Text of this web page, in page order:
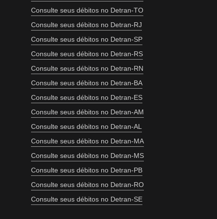
Consulte seus débitos no Detran-TO
Consulte seus débitos no Detran-RJ
Consulte seus débitos no Detran-SP
Consulte seus débitos no Detran-RS
Consulte seus débitos no Detran-RN
Consulte seus débitos no Detran-BA
Consulte seus débitos no Detran-ES
Consulte seus débitos no Detran-AM
Consulte seus débitos no Detran-AL
Consulte seus débitos no Detran-MA
Consulte seus débitos no Detran-MS
Consulte seus débitos no Detran-PB
Consulte seus débitos no Detran-RO
Consulte seus débitos no Detran-SE